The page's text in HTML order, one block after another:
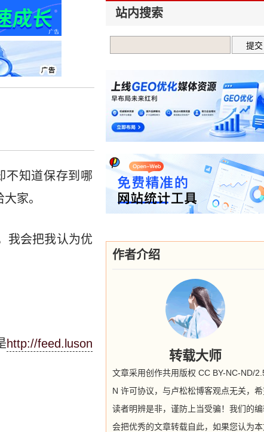
不知道保存到哪
家。
我会把我认为优
http://feed.luson
站内搜索
作者介绍
转载大师
文章采用创作共用版权 CC BY-NC-ND/
N 许可协议，与卢松松博客观点无关，
读者明辨是非，谨防上当受骗！我们的
会把优秀的文章转载自此，如果您认为